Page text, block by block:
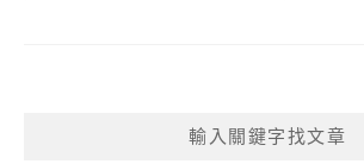
輸入關鍵字找文章